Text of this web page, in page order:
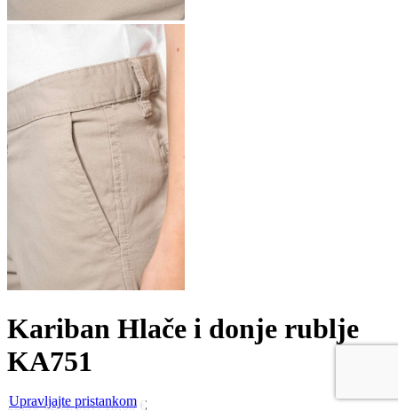
Kariban Hlače i donje rublje
KA751
22,50€Bez pdv:18,00 €
Upravljajte pristankom